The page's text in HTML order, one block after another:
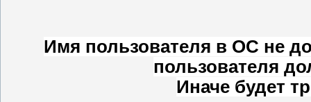
Имя пользователя в ОС не
пользователя
Иначе будет